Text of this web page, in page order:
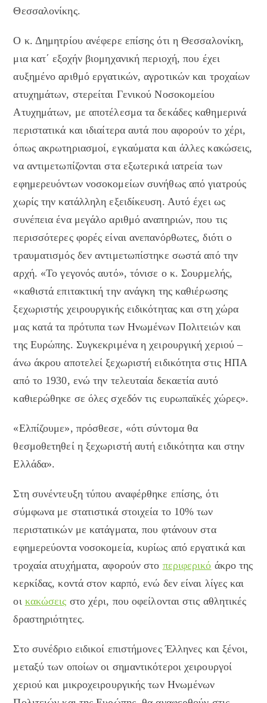
Θεσσαλονίκης.
Ο κ. Δημητρίου ανέφερε επίσης ότι η Θεσσαλονίκη,
μια κατ΄ εξοχήν βιομηχανική περιοχή, που έχει
αυξημένο αριθμό εργατικών, αγροτικών και τροχαίων
ατυχημάτων, στερείται Γενικού Νοσοκομείου
Ατυχημάτων, με αποτέλεσμα τα δεκάδες καθημερινά
περιστατικά και ιδιαίτερα αυτά που αφορούν το χέρι,
όπως ακρωτηριασμοί, εγκαύματα και άλλες κακώσεις,
να αντιμετωπίζονται στα εξωτερικά ιατρεία των
εφημερευόντων νοσοκομείων συνήθως από γιατρούς
χωρίς την κατάλληλη εξειδίκευση. Αυτό έχει ως
συνέπεια ένα μεγάλο αριθμό αναπηριών, που τις
περισσότερες φορές είναι ανεπανόρθωτες, διότι ο
τραυματισμός δεν αντιμετωπίστηκε σωστά από την
αρχή. «Το γεγονός αυτό», τόνισε ο κ. Σουρμελής,
«καθιστά επιτακτική την ανάγκη της καθιέρωσης
ξεχωριστής χειρουργικής ειδικότητας και στη χώρα
μας κατά τα πρότυπα των Ηνωμένων Πολιτειών και
της Ευρώπης. Συγκεκριμένα η χειρουργική χεριού –
άνω άκρου αποτελεί ξεχωριστή ειδικότητα στις ΗΠΑ
από το 1930, ενώ την τελευταία δεκαετία αυτό
καθιερώθηκε σε όλες σχεδόν τις ευρωπαϊκές χώρες».
«Ελπίζουμε», πρόσθεσε, «ότι σύντομα θα
θεσμοθετηθεί η ξεχωριστή αυτή ειδικότητα και στην
Ελλάδα».
Στη συνέντευξη τύπου αναφέρθηκε επίσης, ότι
σύμφωνα με στατιστικά στοιχεία το 10% των
περιστατικών με κατάγματα, που φτάνουν στα
εφημερεύοντα νοσοκομεία, κυρίως από εργατικά και
τροχαία ατυχήματα, αφορούν στο περιφερικό άκρο της
κερκίδας, κοντά στον καρπό, ενώ δεν είναι λίγες και
οι κακώσεις στο χέρι, που οφείλονται στις αθλητικές
δραστηριότητες.
Στο συνέδριο ειδικοί επιστήμονες Έλληνες και ξένοι,
μεταξύ των οποίων οι σημαντικότεροι χειρουργοί
χεριού και μικροχειρουργικής των Ηνωμένων